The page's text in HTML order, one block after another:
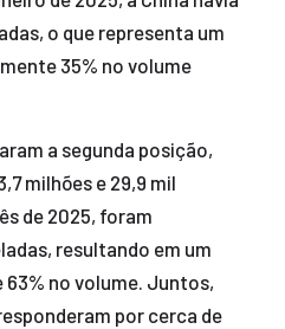
o que representa um
35% no volume
a segunda posição,
milhões e 29,9 mil
de 2025, foram
resultando em um
no volume. Juntos,
por cerca de